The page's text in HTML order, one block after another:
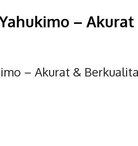
–
– Akurat &